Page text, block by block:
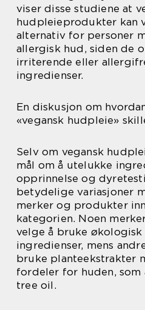
viser disse studiene at
hudpleieprodukter kan
alternativ for personer
allergisk hud, siden de
irriterende eller
ingredienser.
En diskusjon om
«vegansk hudpleie»
Selv om vegansk
mål om å utelukke
opprinnelse og
betydelige variasjoner
merker og produkter
kategorien. Noen
velge å bruke
ingredienser, mens
bruke planteekstrakter
fordeler for huden, som
tree oil.